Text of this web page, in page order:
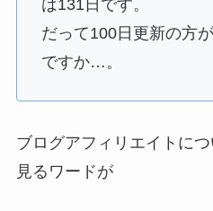
は131日です。
だって100日更新の方
ですか…。
ブログアフィリエイトに
見るワードが